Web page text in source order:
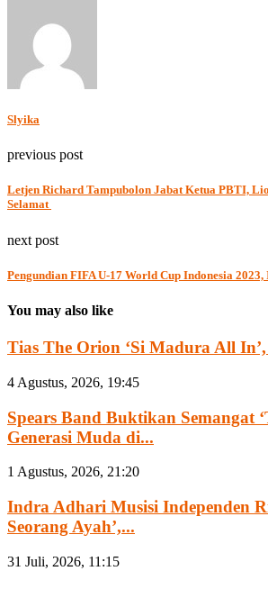
Slyika
previous post
Letjen Richard Tampubolon Jabat Ketua PBTI,
Selamat
next post
Pengundian FIFA U-17 World Cup Indonesia
You may also like
Tias The Orion ‘Si Madura All
4 Agustus, 2026, 19:45
Spears Band Buktikan Semangat
Generasi Muda di...
1 Agustus, 2026, 21:20
Indra Adhari Musisi Independen
Seorang Ayah’,...
31 Juli, 2026, 11:15